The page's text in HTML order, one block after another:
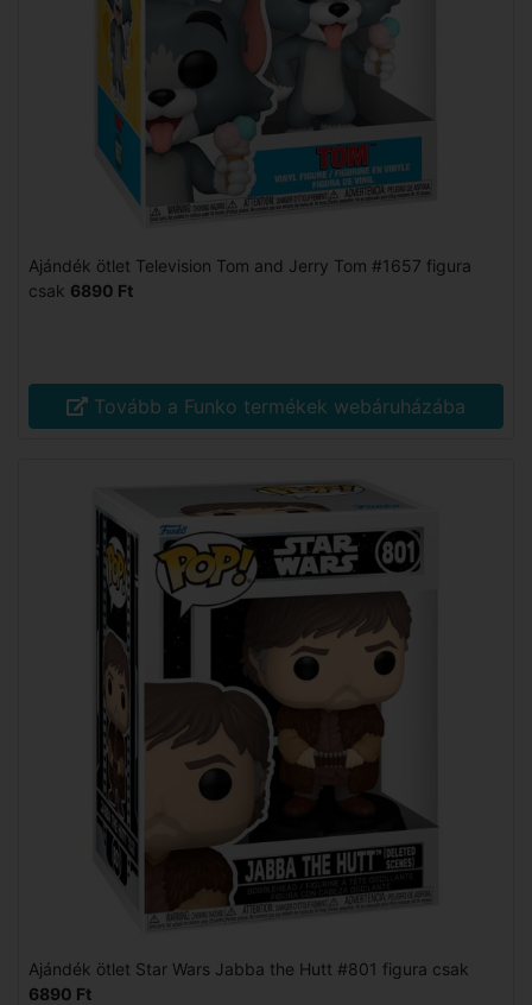
Ajándék ötlet Television Tom and Jerry Tom #1657 figura
csak 6890 Ft
Tovább a Funko termékek webáruházába
Ajándék ötlet Star Wars Jabba the Hutt #801 figura csak
6890 Ft